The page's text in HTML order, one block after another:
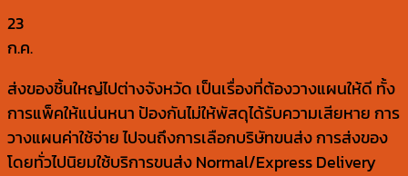
23
ก.ค.
ส่งของชิ้นใหญ่ไปต่างจังหวัด เป็นเรื่องที่ต้องวางแผนให้ดี ทั้ง
การแพ็คให้แน่นหนา ป้องกันไม่ให้พัสดุได้รับความเสียหาย การ
วางแผนค่าใช้จ่าย ไปจนถึงการเลือกบริษัทขนส่ง การส่งของ
โดยทั่วไปนิยมใช้บริการขนส่ง Normal/Express Delivery